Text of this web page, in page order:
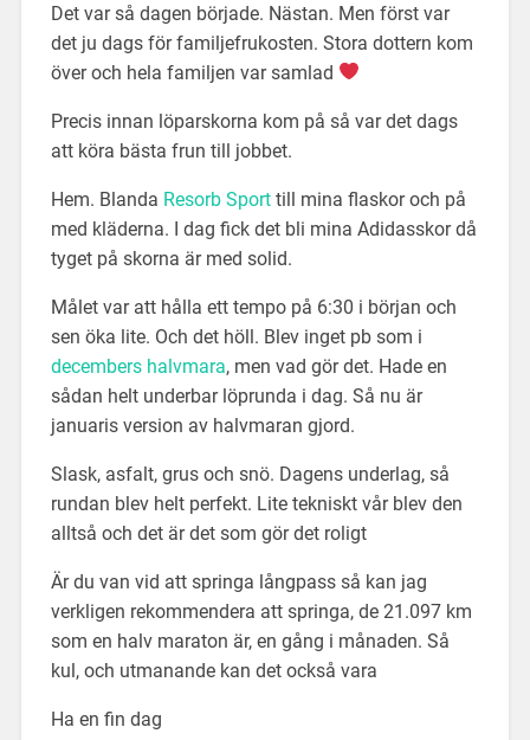
Det var så dagen började. Nästan. Men först var
det ju dags för familjefrukosten. Stora dottern kom
över och hela familjen var samlad
Precis innan löparskorna kom på så var det dags
att köra bästa frun till jobbet.
Hem. Blanda Resorb Sporttill mina flaskor och på
med kläderna. I dag fick det bli mina Adidasskor då
tyget på skorna är med solid.
Målet var att hålla ett tempo på 6:30 i början och
sen öka lite. Och det höll. Blev inget pb som i
decembers halvmara, men vad gör det. Hade en
sådan helt underbar löprunda i dag. Så nu är
januaris version av halvmaran gjord.
Slask, asfalt, grus och snö. Dagens underlag, så
rundan blev helt perfekt. Lite tekniskt vår blev den
alltså och det är det som gör det roligt
Är du van vid att springa långpass så kan jag
verkligen rekommendera att springa, de 21.097 km
som en halv maraton är, en gång i månaden. Så
kul, och utmanande kan det också vara
Ha en fin dag